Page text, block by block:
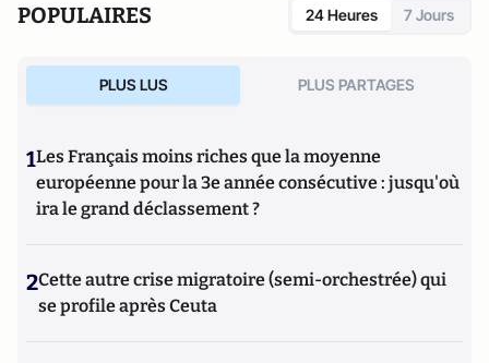
POPULAIRES 24 Heures 7 Jours
PLUS LUS PLUS PARTAGES
1Les Français moins riches que la moyenne
européenne pour la 3e année consécutive : jusqu'où
ira le grand déclassement ?
2Cette autre crise migratoire (semi-orchestrée) qui
se profile après Ceuta